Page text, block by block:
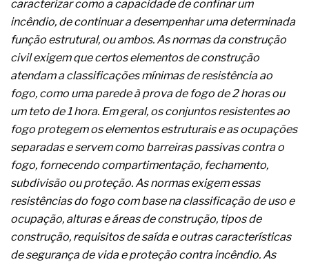
A prevenção clínica da coceira no ânus
Os sintomas clínicos do teratoma de ovário
O tratamento médico da síndrome da fadiga
As causas médicas da queda dos cabelos ou
calvície
Quando a gestão é o obstáculo para o resultado
positivo
Os procedimentos para a inspeção em estruturas
hidráulicas de concreto de obras
O movimento regular reduz em 19% o risco de
morte precoce e melhora o metabolismo
O desenvolvimento de indicadores nas atividades
de governança das organizações
O desenho industrial ganha espaço como
estratégia competitiva nas empresas
As variações dimensionais dos produtos de
materiais cimentícios com fibra de vidro
caracterizar como a capacidade de confinar um
incêndio, de continuar a desempenhar uma determinada
função estrutural, ou ambos. As normas da construção
civil exigem que certos elementos de construção
atendam a classificações mínimas de resistência ao
fogo, como uma parede à prova de fogo de 2 horas ou
um teto de 1 hora. Em geral, os conjuntos resistentes ao
fogo protegem os elementos estruturais e as ocupações
separadas e servem como barreiras passivas contra o
fogo, fornecendo compartimentação, fechamento,
subdivisão ou proteção. As normas exigem essas
resistências do fogo com base na classificação de uso e
ocupação, alturas e áreas de construção, tipos de
construção, requisitos de saída e outras características
de segurança de vida e proteção contra incêndio. As